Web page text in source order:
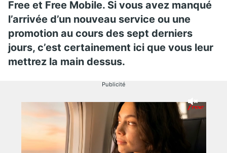
Free et Free Mobile. Si vous avez manqué
l’arrivée d’un nouveau service ou une
promotion au cours des sept derniers
jours, c’est certainement ici que vous leur
mettrez la main dessus.
Publicité